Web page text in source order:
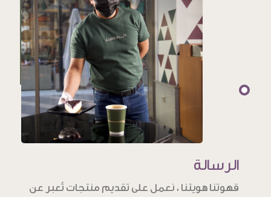
الرسالة
قهوتنا هويتنا ، نعمل على تقديم منتجات تُعبر عن